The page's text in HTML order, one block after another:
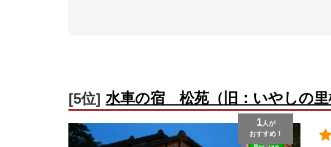
[5位] 水車の宿 松苑（旧：いやしの
1人が
おすすめ！